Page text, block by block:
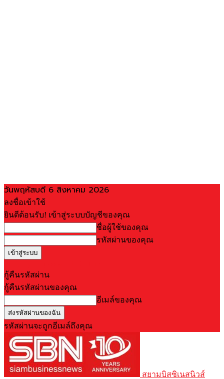
วันพฤหัสบดี 6 สิงหาคม 2026
ลงชื่อเข้าใช้
ยินดีต้อนรับ! เข้าสู่ระบบบัญชีของคุณ
ชื่อผู้ใช้ของคุณ
รหัสผ่านของคุณ
กู้คืนรหัสผ่าน
กู้คืนรหัสผ่านของคุณ
อีเมล์ของคุณ
รหัสผ่านจะถูกอีเมล์ถึงคุณ
สยามบิสซิเนสนิวส์